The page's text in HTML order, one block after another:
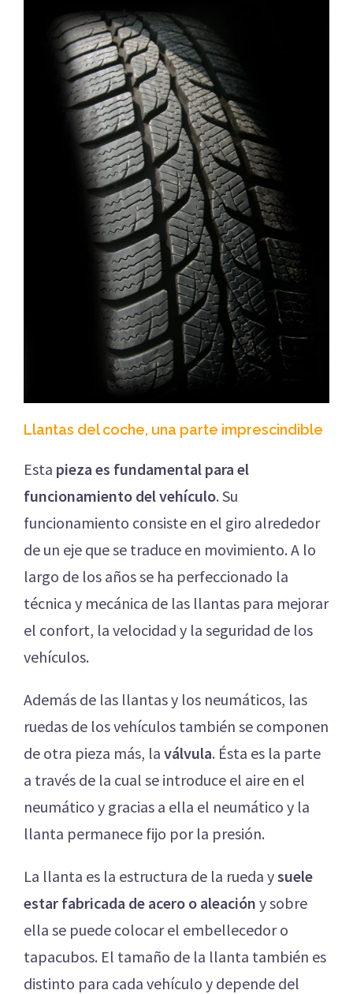
Llantas del coche, una parte imprescindible
Esta pieza es fundamental para el
funcionamiento del vehículo. Su
funcionamiento consiste en el giro alrededor
de un eje que se traduce en movimiento. A lo
largo de los años se ha perfeccionado la
técnica y mecánica de las llantas para mejorar
el confort, la velocidad y la seguridad de los
vehículos.
Además de las llantas y los neumáticos, las
ruedas de los vehículos también se componen
de otra pieza más, la válvula. Ésta es la parte
a través de la cual se introduce el aire en el
neumático y gracias a ella el neumático y la
llanta permanece fijo por la presión.
La llanta es la estructura de la rueda ysuele
estar fabricada de acero o aleación y sobre
ella se puede colocar el embellecedor o
tapacubos. El tamaño de la llanta también es
distinto para cada vehículo y depende del